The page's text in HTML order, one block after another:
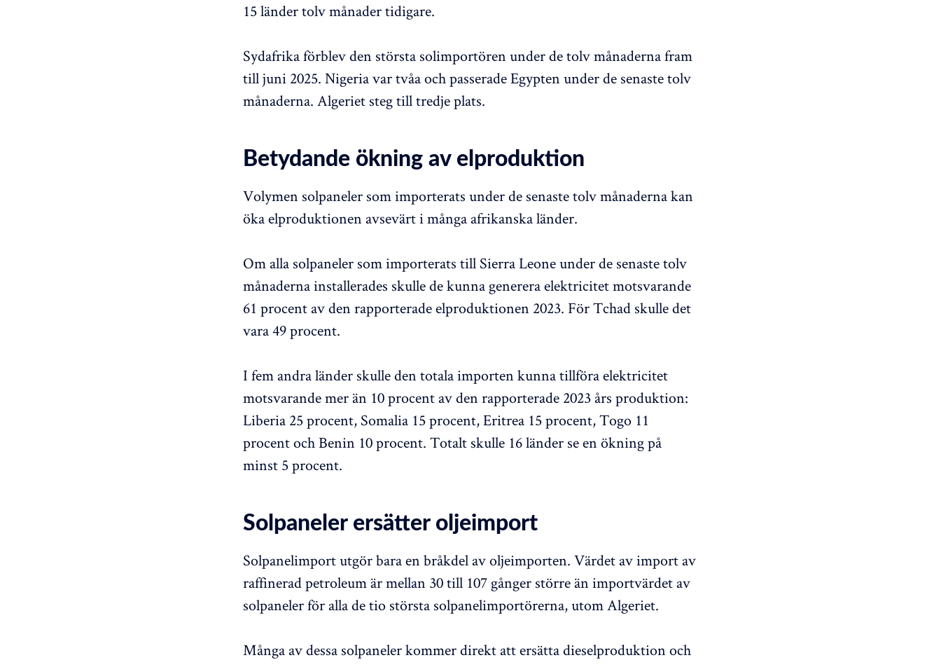
15 länder tolv månader tidigare.
Sydafrika förblev den största solimportören under de tolv månaderna fram
till juni 2025. Nigeria var tvåa och passerade Egypten under de senaste tolv
månaderna. Algeriet steg till tredje plats.
Betydande ökning av elproduktion
Volymen solpaneler som importerats under de senaste tolv månaderna kan
öka elproduktionen avsevärt i många afrikanska länder.
Om alla solpaneler som importerats till Sierra Leone under de senaste tolv
månaderna installerades skulle de kunna generera elektricitet motsvarande
61 procent av den rapporterade elproduktionen 2023. För Tchad skulle det
vara 49 procent.
I fem andra länder skulle den totala importen kunna tillföra elektricitet
motsvarande mer än 10 procent av den rapporterade 2023 års produktion:
Liberia 25 procent, Somalia 15 procent, Eritrea 15 procent, Togo 11
procent och Benin 10 procent. Totalt skulle 16 länder se en ökning på
minst 5 procent.
Solpaneler ersätter oljeimport
Solpanelimport utgör bara en bråkdel av oljeimporten. Värdet av import av
raffinerad petroleum är mellan 30 till 107 gånger större än importvärdet av
solpaneler för alla de tio största solpanelimportörerna, utom Algeriet.
Många av dessa solpaneler kommer direkt att ersätta dieselproduktion och